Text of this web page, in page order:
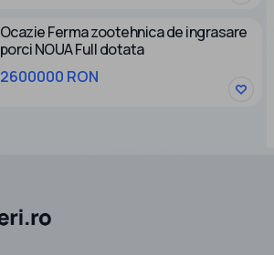
Ocazie Ferma zootehnica de ingrasare
porci NOUA Full dotata
2600000 RON